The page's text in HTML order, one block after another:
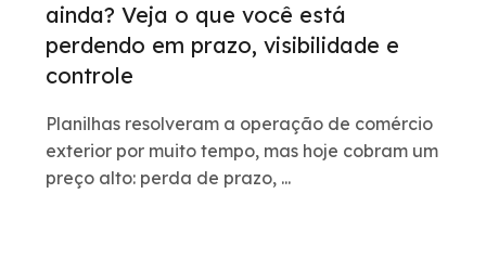
ainda? Veja o que você está
perdendo em prazo, visibilidade e
controle
Planilhas resolveram a operação de comércio
exterior por muito tempo, mas hoje cobram um
preço alto: perda de prazo, ...